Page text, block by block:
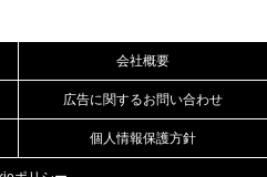
会社概要
広告に関するお問い合わせ
個人情報保護方針